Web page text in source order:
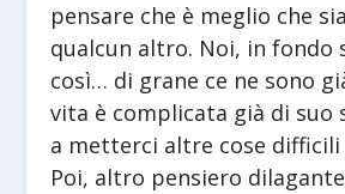
pensare che è meglio che
qualcun altro. Noi, in fondo
così… di grane ce ne sono
vita è complicata già di suo
a metterci altre cose
Poi, altro pensiero